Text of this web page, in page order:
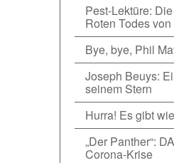
Pest-Lektüre:
Roten Todes
Bye, bye, Phil
Joseph Beuys:
seinem Stern
Hurra! Es gibt
„Der Panther“:
Corona-Krise